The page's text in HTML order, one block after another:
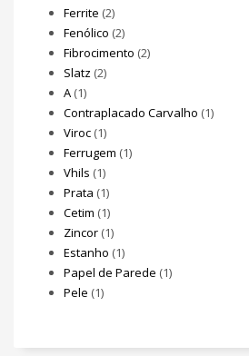
Ferrite (2)
Fenólico (2)
Fibrocimento (2)
Slatz (2)
A (1)
Contraplacado Carvalho (1)
Viroc (1)
Ferrugem (1)
Vhils (1)
Prata (1)
Cetim (1)
Zincor (1)
Estanho (1)
Papel de Parede (1)
Pele (1)